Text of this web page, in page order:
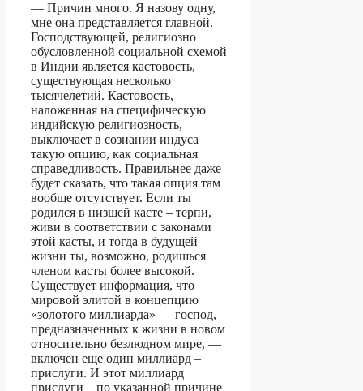
— Причин много. Я назову одну,
мне она представляется главной.
Господствующей, религиозно
обусловленной социальной схемой
в Индии является кастовость,
существующая несколько
тысячелетий. Кастовость,
наложенная на специфическую
индийскую религиозность,
выключает в сознании индуса
такую опцию, как социальная
справедливость. Правильнее даже
будет сказать, что такая опция там
вообще отсутствует. Если ты
родился в низшей касте – терпи,
живи в соответствии с законами
этой касты, и тогда в будущей
жизни ты, возможно, родишься
членом касты более высокой.
Существует информация, что
мировой элитой в концепцию
«золотого миллиарда» — господ,
предназначенных к жизни в новом
относительно безлюдном мире, —
включен еще один миллиард –
прислуги. И этот миллиард
прислуги – по указанной причине